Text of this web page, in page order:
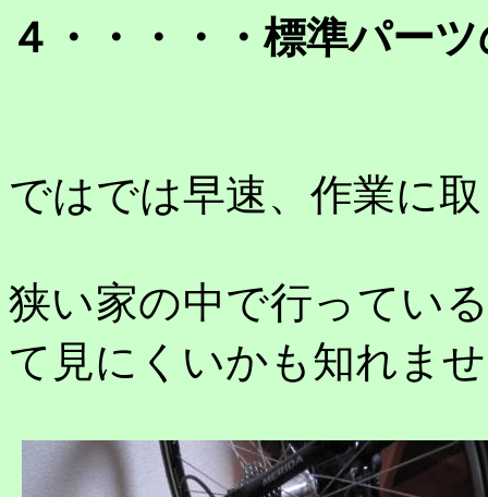
４・・・・・標準パー
ではでは早速、作業に
狭い家の中で行ってい
て見にくいかも知れま